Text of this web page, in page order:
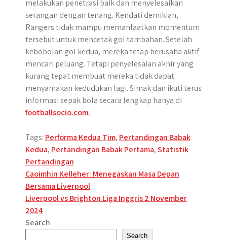
melakukan penetrasi baik dan menyelesaikan
serangan dengan tenang. Kendati demikian,
Rangers tidak mampu memanfaatkan momentum
tersebut untuk mencetak gol tambahan. Setelah
kebobolan gol kedua, mereka tetap berusaha aktif
mencari peluang. Tetapi penyelesaian akhir yang
kurang tepat membuat mereka tidak dapat
menyamakan kedudukan lagi. Simak dan ikuti terus
informasi sepak bola secara lengkap hanya di
footballsocio.com.
Tags: Performa Kedua Tim, Pertandingan Babak
Kedua, Pertandingan Babak Pertama,Statistik
Pertandingan
Post
navigation
Caoimhin Kelleher: Menegaskan Masa Depan
Bersama Liverpool
Liverpool vs Brighton Liga Inggris 2 November
2024
Search
Search